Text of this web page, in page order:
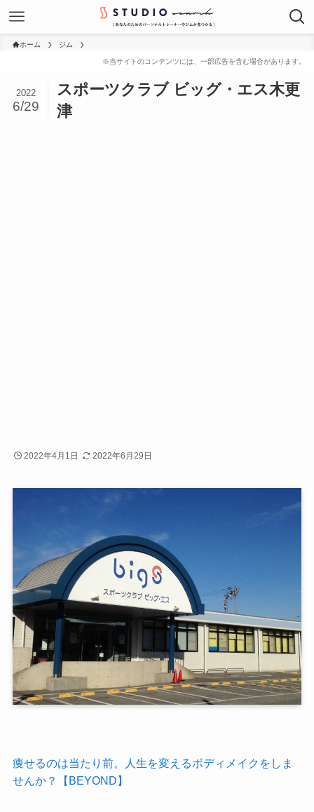
ホーム ジム
スポーツクラブ ビッグ・エス木更
津
2022
6/29
2022年4月1日 2022年6月29日
痩せるのは当たり前。人生を変えるボディメイクをしま
せんか？【BEYOND】